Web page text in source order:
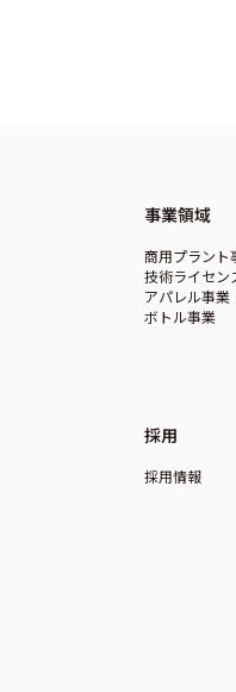
事業領域
商用プラント
技術ライセン
アパレル事業
ボトル事業
採用
採用情報